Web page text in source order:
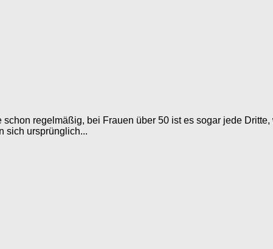
schon regelmäßig, bei Frauen über 50 ist es sogar jede
sich ursprünglich...